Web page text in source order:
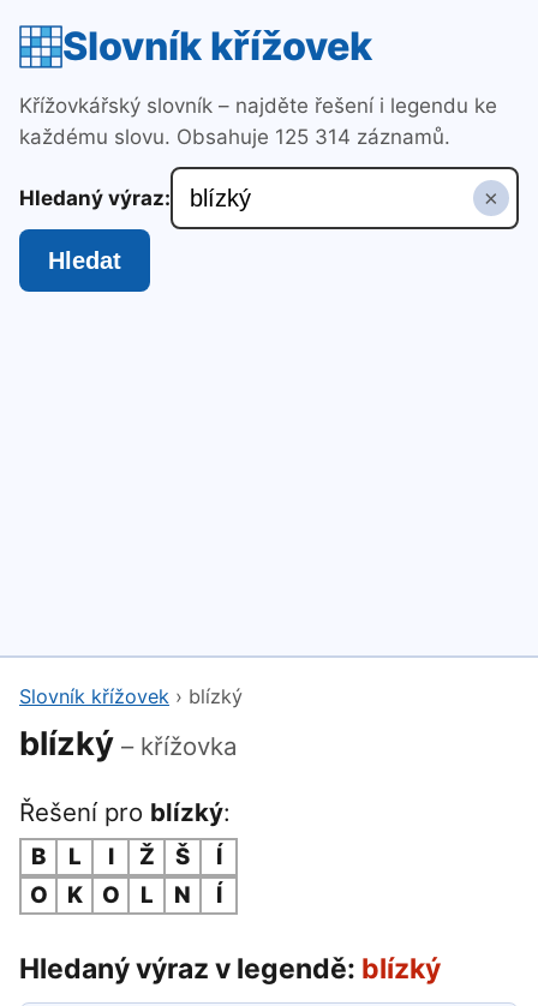
Slovník křížovek
Křížovkářský slovník – najděte řešení i legendu ke
každému slovu. Obsahuje 125 314 záznamů.
Hledaný výraz: ×
Hledat
Slovník křížovek › blízký
blízký – křížovka
Řešení pro blízký:
B L I Ž Š
Í
O
K O L N Í
Hledaný výraz v legendě: blízký